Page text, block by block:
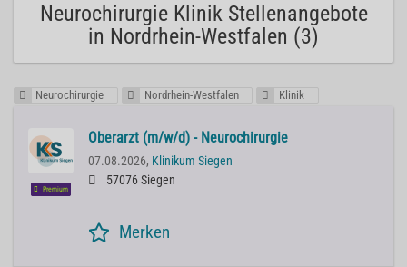
Neurochirurgie Klinik Stellenangebote
in Nordrhein-Westfalen (3)
Neurochirurgie Nordrhein-Westfalen Klinik
Premium
Oberarzt (m/w/d) - Neurochirurgie
07.08.2026, Klinikum Siegen
57076 Siegen
Merken